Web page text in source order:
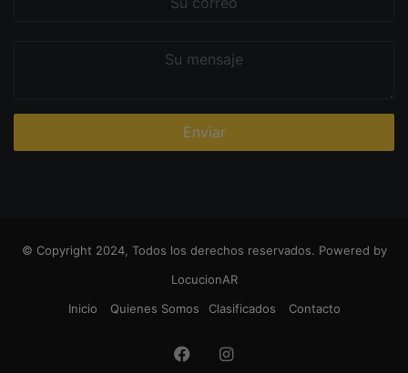
© Copyright 2024, Todos los derechos reservados. Powered by
LocucionAR
Inicio
Quienes Somos Clasificados Contacto
FacebookInstagram